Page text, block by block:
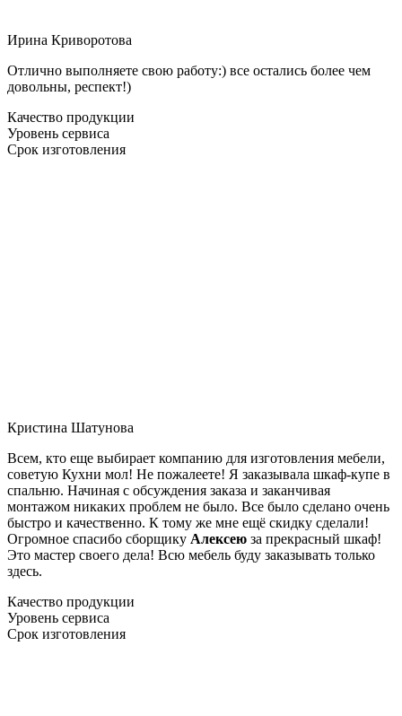
Ирина Криворотова
Отлично выполняете свою работу:) все остались более чем
довольны, респект!)
Качество продукции
Уровень сервиса
Срок изготовления
Кристина Шатунова
Всем, кто еще выбирает компанию для изготовления мебели,
советую Кухни мол! Не пожалеете! Я заказывала шкаф-купе в
спальню. Начиная с обсуждения заказа и заканчивая
монтажом никаких проблем не было. Все было сделано очень
быстро и качественно. К тому же мне ещё скидку сделали!
Огромное спасибо сборщику Алексею за прекрасный шкаф!
Это мастер своего дела! Всю мебель буду заказывать только
здесь.
Качество продукции
Уровень сервиса
Срок изготовления